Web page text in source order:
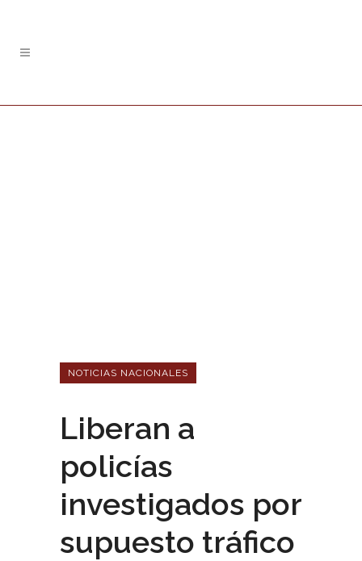
NOTICIAS NACIONALES
Liberan a
policías
investigados por
supuesto tráfico